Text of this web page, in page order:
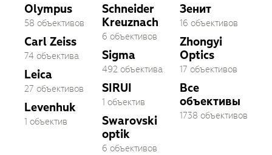
Olympus
58 объективов
Carl Zeiss
74 объектива
Leica
27 объективов
Levenhuk
1 объектив
Schneider
Kreuznach
6 объективов
Sigma
492 объектива
SIRUI
1 объектив
Swarovski
optik
6 объективов
Зенит
16 объективов
Zhongyi
Optics
17 объективов
Все
объективы
1738 объективов